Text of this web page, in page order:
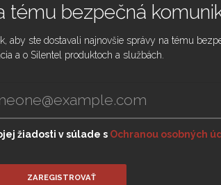
tému bezpečná
aby ste dostavali najnovšie správy na tému
a o Silentel produktoch a službách.
žiadosti v súlade s Ochranou osobných
ZAREGISTROVAŤ